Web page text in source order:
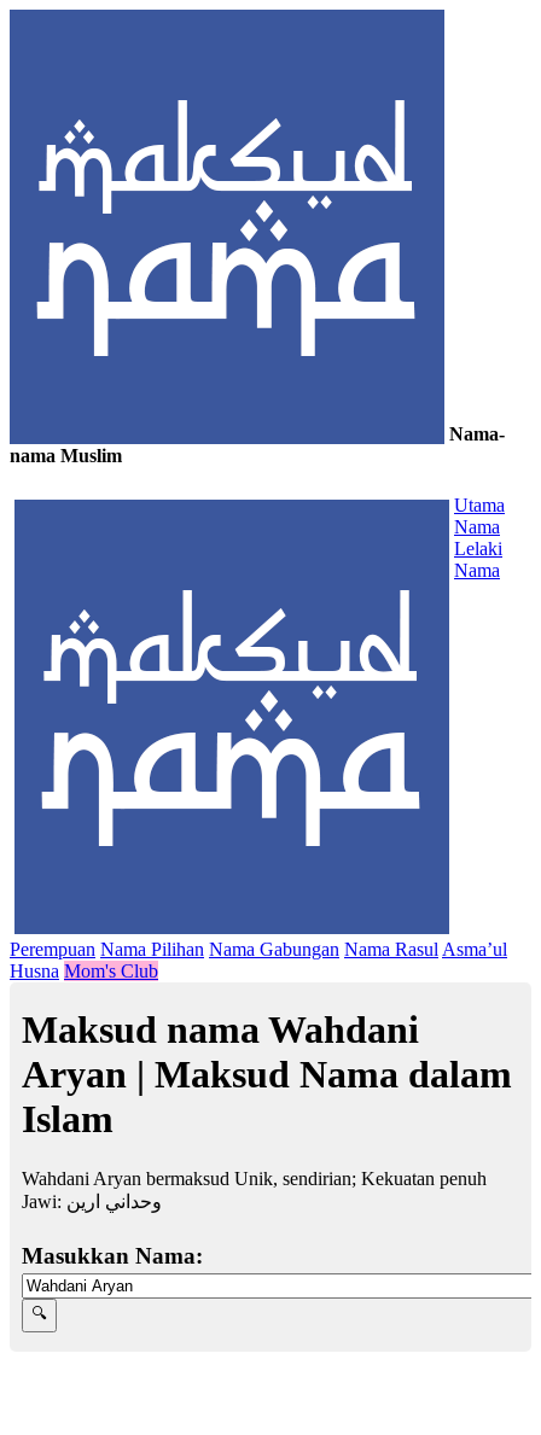
Nama-
nama Muslim
Utama
Nama
Lelaki
Nama
Perempuan Nama Pilihan Nama Gabungan Nama Rasul Asma’ul
Husna Mom's Club
Maksud nama Wahdani
Aryan | Maksud Nama dalam
Islam
Wahdani Aryan bermaksud Unik, sendirian; Kekuatan penuh
Jawi: وحداني ارين
Masukkan Nama: